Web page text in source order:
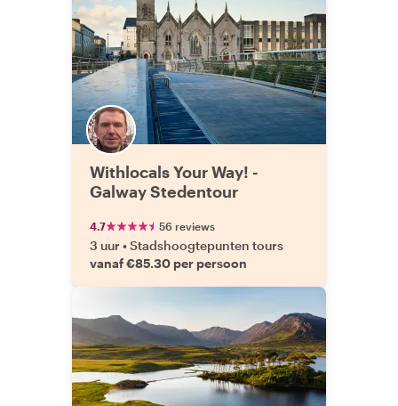
Withlocals Your Way! -
Galway Stedentour
4.7 56 reviews
3 uur •Stadshoogtepunten tours
vanaf €85.30 per persoon